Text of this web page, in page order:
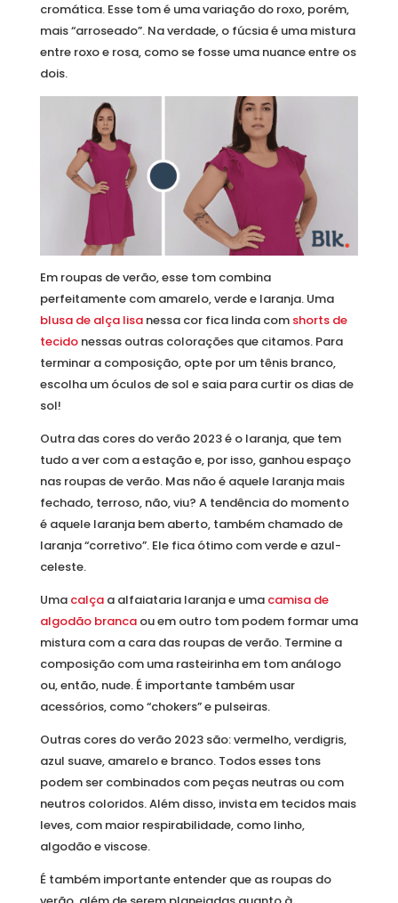
cromática. Esse tom é uma variação do roxo, porém,
mais “arroseado”. Na verdade, o fúcsia é uma mistura
entre roxo e rosa, como se fosse uma nuance entre os
dois.
Em roupas de verão, esse tom combina
perfeitamente com amarelo, verde e laranja. Uma
blusa de alça lisanessa cor fica linda com shorts de
tecidonessas outras colorações que citamos. Para
terminar a composição, opte por um tênis branco,
escolha um óculos de sol e saia para curtir os dias de
sol!
Outra das cores do verão 2023 é o laranja, que tem
tudo a ver com a estação e, por isso, ganhou espaço
nas roupas de verão. Mas não é aquele laranja mais
fechado, terroso, não, viu? A tendência do momento
é aquele laranja bem aberto, também chamado de
laranja “corretivo”. Ele fica ótimo com verde e azul-
celeste.
Uma calçaa alfaiataria laranja e uma camisa de
algodão branca ou em outro tom podem formar uma
mistura com a cara das roupas de verão. Termine a
composição com uma rasteirinha em tom análogo
ou, então, nude. É importante também usar
acessórios, como “chokers” e pulseiras.
Outras cores do verão 2023 são: vermelho, verdigris,
azul suave, amarelo e branco. Todos esses tons
podem ser combinados com peças neutras ou com
neutros coloridos. Além disso, invista em tecidos mais
leves, com maior respirabilidade, como linho,
algodão e viscose.
É também importante entender que as roupas do